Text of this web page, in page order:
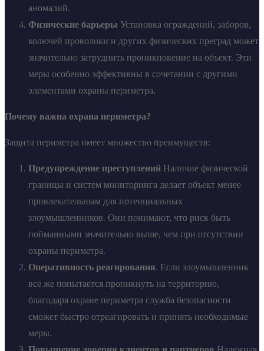
аномалий.
Физические барьеры Установка ограждений, заборов,
колючей проволоки и других физических преград может
значительно затруднить проникновение на объект. Эти
меры особенно эффективны в сочетании с другими
элементами охраны периметра.
Почему важна охрана периметра?
Защита периметра имеет множество преимуществ:
Предупреждение преступлений Наличие физической
границы и систем мониторинга делает объект менее
привлекательным для потенциальных
злоумышленников. Они понимают, что риск быть
пойманными значительно выше, чем при отсутствии
охраны периметра.
Оперативность реагирования. Если злоумышленник
все же попытается проникнуть на территорию,
благодаря охране периметра служба безопасности
сможет быстро отреагировать и принять необходимые
меры.